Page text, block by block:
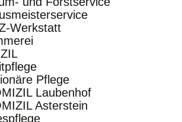
Werkstatt
Pflege
Laubenhof
Asterstein